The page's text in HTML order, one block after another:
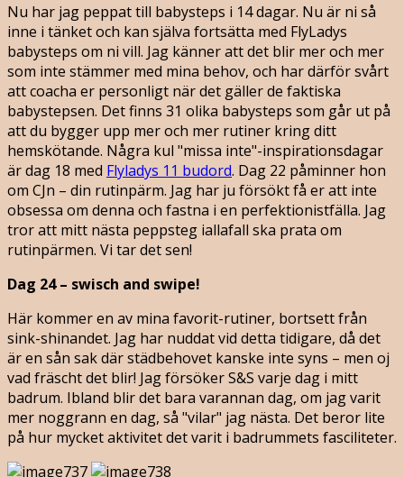
Nu har jag peppat till babysteps i 14 dagar. Nu är ni så
inne i tänket och kan själva fortsätta med FlyLadys
babysteps om ni vill. Jag känner att det blir mer och mer
som inte stämmer med mina behov, och har därför svårt
att coacha er personligt när det gäller de faktiska
babystepsen. Det finns 31 olika babysteps som går ut på
att du bygger upp mer och mer rutiner kring ditt
hemskötande. Några kul "missa inte"-inspirationsdagar
är dag 18 med Flyladys 11 budord. Dag 22 påminner hon
om CJn – din rutinpärm. Jag har ju försökt få er att inte
obsessa om denna och fastna i en perfektionistfälla. Jag
tror att mitt nästa peppsteg iallafall ska prata om
rutinpärmen. Vi tar det sen!
Dag 24 – swisch and swipe!
Här kommer en av mina favorit-rutiner, bortsett från
sink-shinandet. Jag har nuddat vid detta tidigare, då det
är en sån sak där städbehovet kanske inte syns – men oj
vad fräscht det blir! Jag försöker S&S varje dag i mitt
badrum. Ibland blir det bara varannan dag, om jag varit
mer noggrann en dag, så "vilar" jag nästa. Det beror lite
på hur mycket aktivitet det varit i badrummets fasciliteter.